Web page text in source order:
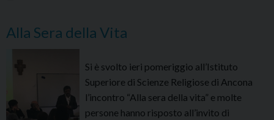
Alla Sera della Vita
Si è svolto ieri pomeriggio all’Istituto
Superiore di Scienze Religiose di Ancona
l’incontro “Alla sera della vita” e molte
persone hanno risposto all’invito di